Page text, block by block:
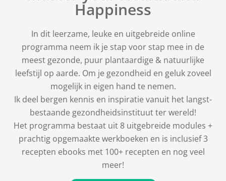
Happiness
In dit leerzame, leuke en uitgebreide online
programma neem ik je stap voor stap mee in de
meest gezonde, puur plantaardige & natuurlijke
leefstijl op aarde. Om je gezondheid en geluk zoveel
mogelijk in eigen hand te nemen.
Ik deel bergen kennis en inspiratie vanuit het langst-
bestaande gezondheidsinstituut ter wereld!
Het programma bestaat uit 8 uitgebreide modules +
prachtig opgemaakte werkboeken en is inclusief 3
recepten ebooks met 100+ recepten en nog veel
meer!